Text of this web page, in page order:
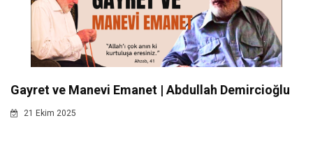
Gayret ve Manevi Emanet | Abdullah Demircioğlu
21 Ekim 2025